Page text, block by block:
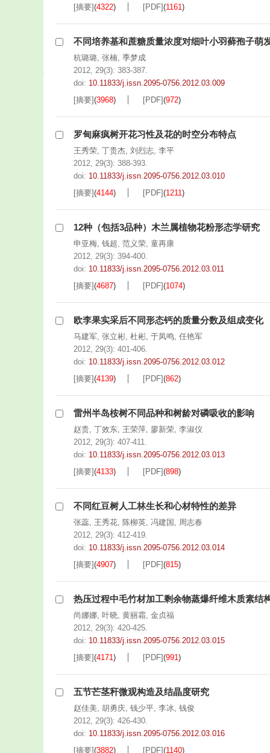
[摘要](4322) [PDF](1161)
不同培养基和蔗糖质量浓度对细叶小羽藓孢子萌
杭璐璐, 张楠, 季梦成
2012, 29(3): 383-387.
doi: 10.11833/j.issn.2095-0756.2012.03.009
[摘要](3968) [PDF](972)
罗甸麻疯树开花习性及花的时空分布特点
王秀荣, 丁贵杰, 刘烈志, 李平
2012, 29(3): 388-393.
doi: 10.11833/j.issn.2095-0756.2012.03.010
[摘要](4144) [PDF](1211)
12种（包括3品种）木兰属植物花粉形态学研究
申亚梅, 钱超, 范义荣, 童再康
2012, 29(3): 394-400.
doi: 10.11833/j.issn.2095-0756.2012.03.011
[摘要](4687) [PDF](1074)
欧李果实采后不同形态钙的质量分数及组成变化
马建军, 张立彬, 杜彬, 于凤鸣, 任艳军
2012, 29(3): 401-406.
doi: 10.11833/j.issn.2095-0756.2012.03.012
[摘要](4139) [PDF](862)
雷州半岛桉树不同品种和树龄对磷吸收的影响
赵贵, 丁效东, 王荣萍, 廖新荣, 李淑仪
2012, 29(3): 407-411.
doi: 10.11833/j.issn.2095-0756.2012.03.013
[摘要](4133) [PDF](898)
不同红豆树人工林生长和心材特性的差异
张蕊, 王秀花, 陈柳英, 冯建国 , 周志春
2012, 29(3): 412-419.
doi: 10.11833/j.issn.2095-0756.2012.03.014
[摘要](4907) [PDF](815)
热压过程中毛竹材加工剩余物蒸爆纤维木质素结
尚娜娜, 叶晓, 黄丽霜, 金贞福
2012, 29(3): 420-425.
doi: 10.11833/j.issn.2095-0756.2012.03.015
[摘要](4171) [PDF](991)
五节芒茎秆微观构造及结晶度研究
赵佳美, 胡勇庆, 钱少平, 李冰, 钱俊
2012, 29(3): 426-430.
doi: 10.11833/j.issn.2095-0756.2012.03.016
[摘要](3882) [PDF](1140)